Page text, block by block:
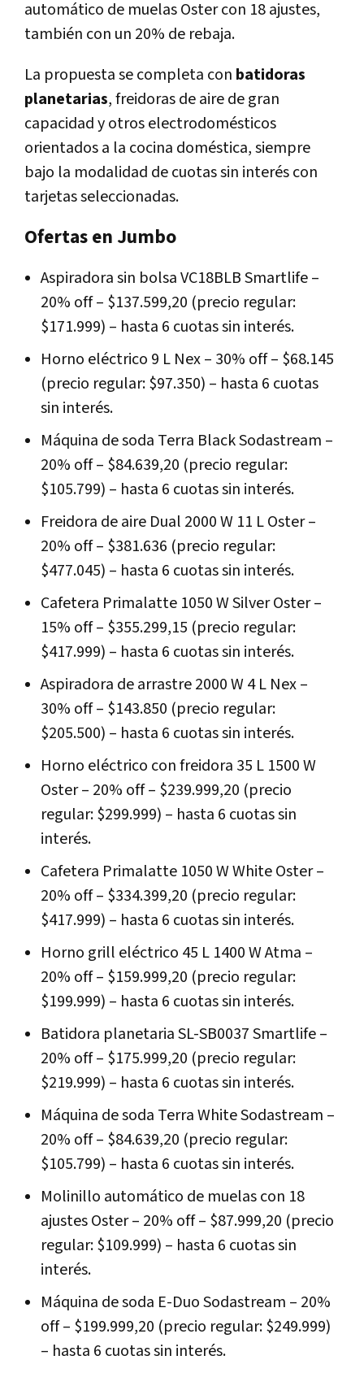
automático de muelas Oster con 18 ajustes,
también con un 20% de rebaja.
La propuesta se completa con batidoras
planetarias, freidoras de aire de gran
capacidad y otros electrodomésticos
orientados a la cocina doméstica, siempre
bajo la modalidad de cuotas sin interés con
tarjetas seleccionadas.
Ofertas en Jumbo
Aspiradora sin bolsa VC18BLB Smartlife –
20% off – $137.599,20 (precio regular:
$171.999) – hasta 6 cuotas sin interés.
Horno eléctrico 9 L Nex – 30% off – $68.145
(precio regular: $97.350) – hasta 6 cuotas
sin interés.
Máquina de soda Terra Black Sodastream –
20% off – $84.639,20 (precio regular:
$105.799) – hasta 6 cuotas sin interés.
Freidora de aire Dual 2000 W 11 L Oster –
20% off – $381.636 (precio regular:
$477.045) – hasta 6 cuotas sin interés.
Cafetera Primalatte 1050 W Silver Oster –
15% off – $355.299,15 (precio regular:
$417.999) – hasta 6 cuotas sin interés.
Aspiradora de arrastre 2000 W 4 L Nex –
30% off – $143.850 (precio regular:
$205.500) – hasta 6 cuotas sin interés.
Horno eléctrico con freidora 35 L 1500 W
Oster – 20% off – $239.999,20 (precio
regular: $299.999) – hasta 6 cuotas sin
interés.
Cafetera Primalatte 1050 W White Oster –
20% off – $334.399,20 (precio regular:
$417.999) – hasta 6 cuotas sin interés.
Horno grill eléctrico 45 L 1400 W Atma –
20% off – $159.999,20 (precio regular:
$199.999) – hasta 6 cuotas sin interés.
Batidora planetaria SL-SB0037 Smartlife –
20% off – $175.999,20 (precio regular:
$219.999) – hasta 6 cuotas sin interés.
Máquina de soda Terra White Sodastream –
20% off – $84.639,20 (precio regular:
$105.799) – hasta 6 cuotas sin interés.
Molinillo automático de muelas con 18
ajustes Oster – 20% off – $87.999,20 (precio
regular: $109.999) – hasta 6 cuotas sin
interés.
Máquina de soda E-Duo Sodastream – 20%
off – $199.999,20 (precio regular: $249.999)
– hasta 6 cuotas sin interés.